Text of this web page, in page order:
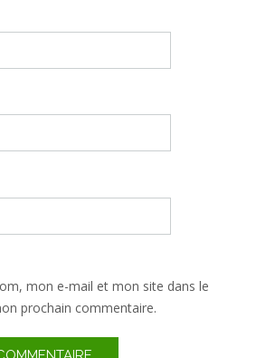
mon e-mail et mon site dans le
prochain commentaire.